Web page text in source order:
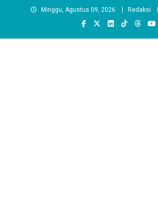
Minggu, Agustus 09, 2026 Redaksi